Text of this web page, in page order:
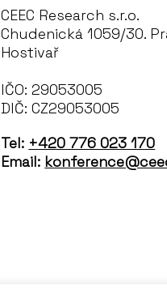
CEEC Research s.r.o.
Chudenická 1059/30.
Hostivař
IČO: 29053005
DIČ: CZ29053005
Tel: +420 776 023 170
Email: